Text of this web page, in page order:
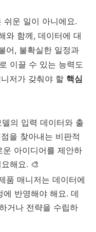
쉬운 일이 아니에요.
와 함께, 데이터에 대
어, 불확실한 일정과
이끌 수 있는 능력도
저가 갖춰야 할 핵심
델의 입력 데이터와 출
을 찾아내는 비판적
아이디어를 제안하
해요. 🎨
품 매니저는 데이터에
반영해야 해요. 데
거나 전략을 수립하